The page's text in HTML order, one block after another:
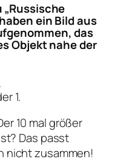
„Russische
ein Bild aus
das
Objekt nahe der
1.
10 mal größer
Das passt
nicht zusammen!